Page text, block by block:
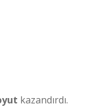
kazandırdı.